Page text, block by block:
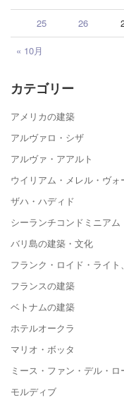
« 10月
25 26
カテゴリー
アメリカの建築
アルヴァロ・シザ
アルヴァ・アアルト
ウイリアム・メレル・ヴォ
ザハ・ハディド
シーランチコンドミニアム
バリ島の建築・文化
フランク・ロイド・ライ
フランスの建築
ベトナムの建築
ホテルオークラ
マリオ・ボッタ
ミース・ファン・デル・
モルディブ